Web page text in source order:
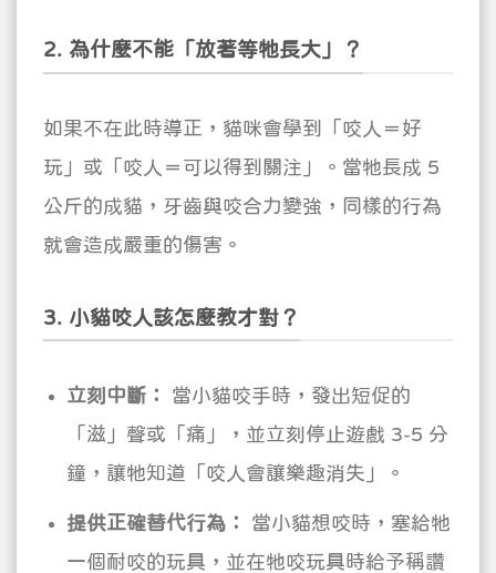
2. 為什麼不能「放著等牠長大」？
如果不在此時導正，貓咪會學到「咬人＝好
玩」或「咬人＝可以得到關注」。當牠長成 5
公斤的成貓，牙齒與咬合力變強，同樣的行為
就會造成嚴重的傷害。
3. 小貓咬人該怎麼教才對？
立刻中斷：
當小貓咬手時，發出短促的
「滋」聲或「痛」，並立刻停止遊戲 3-5 分
鐘，讓牠知道「咬人會讓樂趣消失」。
提供正確替代行為：
當小貓想咬時，塞給牠
一個耐咬的玩具，並在牠咬玩具時給予稱讚